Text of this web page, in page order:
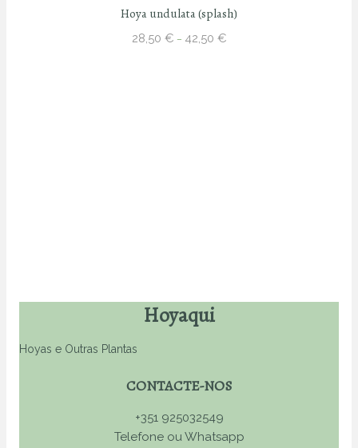
Hoya undulata (splash)
28,50 € – 42,50 €Price
Hoyaqui
Hoyas e Outras Plantas
CONTACTE-NOS
+351 925032549
Telefone ou Whatsapp